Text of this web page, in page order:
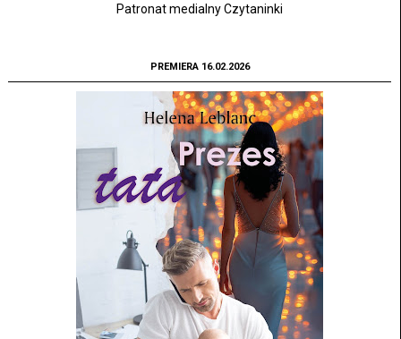
Patronat medialny Czytaninki
PREMIERA 16.02.2026